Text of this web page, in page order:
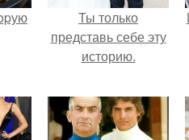
Ты только
представь себе эту
историю.